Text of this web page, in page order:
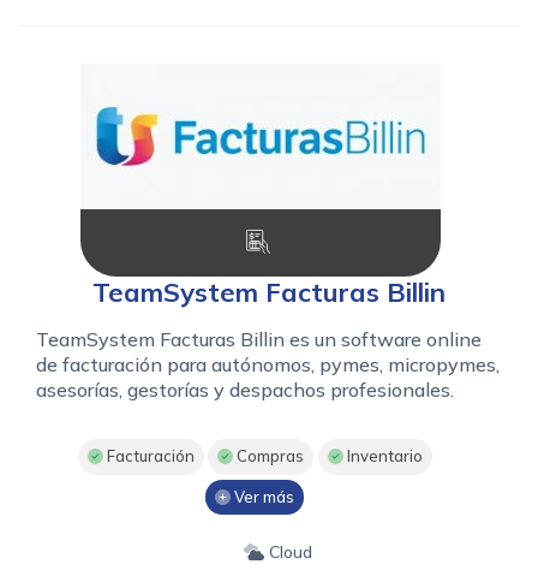
TeamSystem Facturas Billin
TeamSystem Facturas Billin es un software online
de facturación para autónomos, pymes, micropymes,
asesorías, gestorías y despachos profesionales.
Facturación Compras Inventario
Ver más
Cloud